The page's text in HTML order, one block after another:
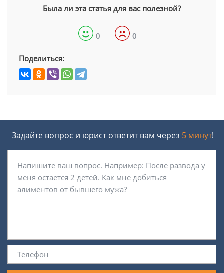
Была ли эта статья для вас полезной?
0 0
Поделиться:
Задайте вопрос и юрист ответит вам через 5 минут!